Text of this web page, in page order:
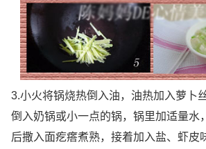
3.小火将锅烧热倒入油，油热加入萝卜
倒入奶锅或小一点的锅，锅里加适量水
后撒入面疙瘩煮熟，接着加入盐、虾皮